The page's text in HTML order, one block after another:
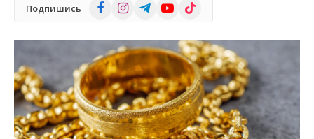
Подпишись FacebookInstagramTelegramYouTube
TikTok